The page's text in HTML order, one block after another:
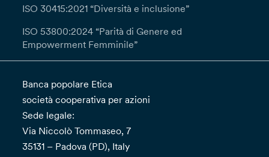
ISO 30415:2021 “Diversità e inclusione”
ISO 53800:2024 “Parità di Genere ed
Empowerment Femminile”
Banca popolare Etica
società cooperativa per azioni
Sede legale:
Via Niccolò Tommaseo, 7
35131 – Padova (PD), Italy